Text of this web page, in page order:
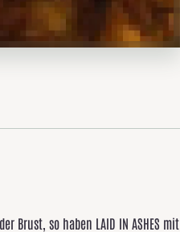
Brust, so haben LAID IN ASHES mit